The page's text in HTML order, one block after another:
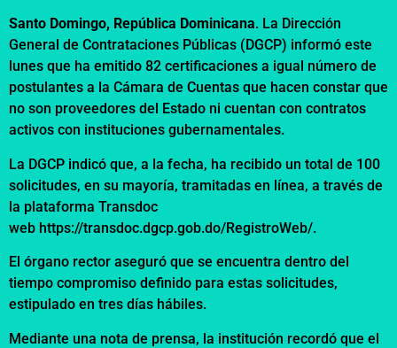
Santo Domingo, República Dominicana. La Dirección
General de Contrataciones Públicas (DGCP) informó este
lunes que ha emitido 82 certificaciones a igual número de
postulantes a la Cámara de Cuentas que hacen constar que
no son proveedores del Estado ni cuentan con contratos
activos con instituciones gubernamentales.
La DGCP indicó que, a la fecha, ha recibido un total de 100
solicitudes, en su mayoría, tramitadas en línea, a través de
la plataforma Transdoc
web https://transdoc.dgcp.gob.do/RegistroWeb/.
El órgano rector aseguró que se encuentra dentro del
tiempo compromiso definido para estas solicitudes,
estipulado en tres días hábiles.
Mediante una nota de prensa, la institución recordó que el